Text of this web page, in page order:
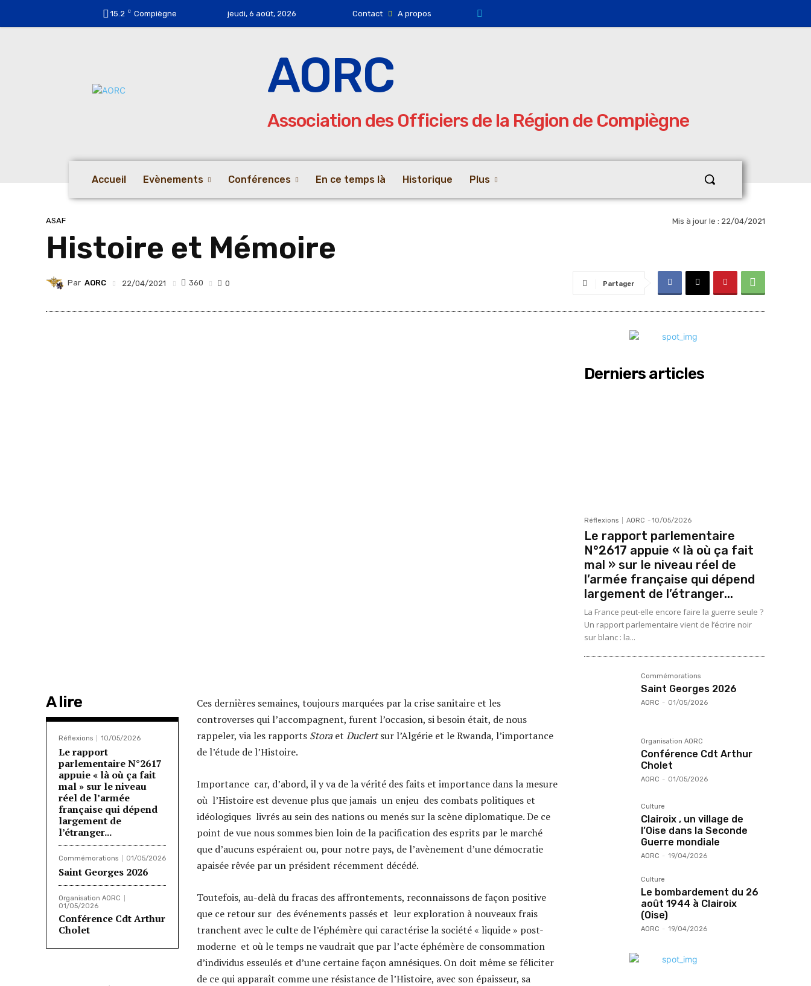
15.2 C Compiègne jeudi, 6 août, 2026 Contact A propos
AORC
Association des Officiers de la Région de Compiègne
Accueil Evènements Conférences En ce temps là Historique Plus
ASAF Mis à jour le : 22/04/2021
Histoire et Mémoire
Par AORC 22/04/2021 360 0 Partager
A lire
Réflexions 10/05/2026
Le rapport
parlementaire N°2617
appuie « là où ça fait
mal » sur le niveau
réel de l’armée
française qui dépend
largement de
l’étranger...
Commémorations 01/05/2026
Saint Georges 2026
Organisation AORC
01/05/2026
Conférence Cdt Arthur
Cholet
Ces dernières semaines, toujours marquées par la crise sanitaire et les
controverses qui l’accompagnent, furent l’occasion, si besoin était, de nous
rappeler, via les rapports Storaet Duclertsur l’Algérie et le Rwanda, l’importance
de l’étude de l’Histoire.
Importance car, d’abord, il y va de la vérité des faits et importance dans la mesure
où l’Histoire est devenue plus que jamais un enjeu des combats politiques et
idéologiques livrés au sein des nations ou menés sur la scène diplomatique. De ce
point de vue nous sommes bien loin de la pacification des esprits par le marché
que d’aucuns espéraient ou, pour notre pays, de l’avènement d’une démocratie
apaisée rêvée par un président récemment décédé.
Toutefois, au-delà du fracas des affrontements, reconnaissons de façon positive
que ce retour sur des événements passés et leur exploration à nouveaux frais
tranchent avec le culte de l’éphémère qui caractérise la société « liquide » post-
moderne et où le temps ne vaudrait que par l’acte éphémère de consommation
d’individus esseulés et d’une certaine façon amnésiques. On doit même se féliciter
de ce qui apparaît comme une résistance de l’Histoire, avec son épaisseur, sa
Derniers articles
Réflexions AORC - 10/05/2026
Le rapport parlementaire
N°2617 appuie « là où ça fait
mal » sur le niveau réel de
l’armée française qui dépend
largement de l’étranger...
La France peut-elle encore faire la guerre seule ?
Un rapport parlementaire vient de l’écrire noir
sur blanc : la...
Commémorations
Saint Georges 2026
AORC - 01/05/2026
Organisation AORC
Conférence Cdt Arthur
Cholet
AORC - 01/05/2026
Culture
Clairoix , un village de
l’Oise dans la Seconde
Guerre mondiale
AORC - 19/04/2026
Culture
Le bombardement du 26
août 1944 à Clairoix
(Oise)
AORC - 19/04/2026